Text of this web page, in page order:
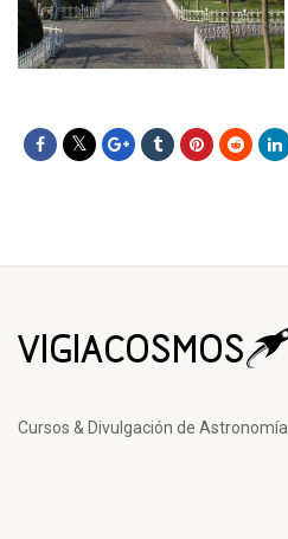
Cursos & Divulgación de Astronomía